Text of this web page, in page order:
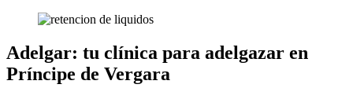
Adelgar: tu clínica para adelgazar en
Príncipe de Vergara